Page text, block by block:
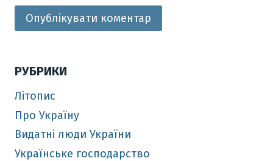
РУБРИКИ
Літопис
Про Україну
Видатні люди України
Українське господарство